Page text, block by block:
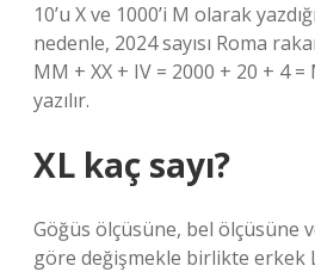
10’u X ve 1000’i M olarak
nedenle, 2024 sayısı Roma
MM + XX + IV = 2000 + 20 + 4
yazılır.
XL kaç sayı?
Göğüs ölçüsüne, bel ölçüsüne
göre değişmekle birlikte erkek